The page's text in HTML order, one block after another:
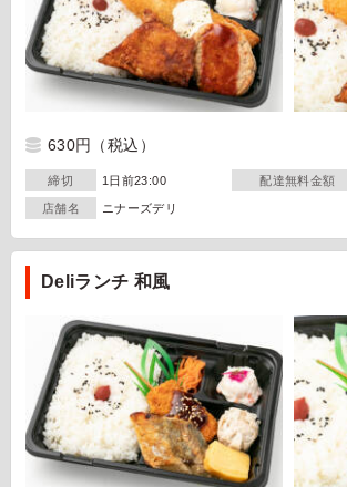
630円 （税込）
締切 1日前23:00 配達無料金額
店舗名 ニナーズデリ
Deliランチ 和風